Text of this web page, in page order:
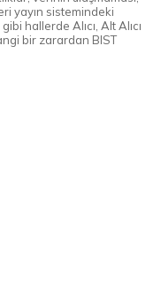
yayın sistemindeki
hallerde Alıcı, Alt Alıcı
bir zarardan BIST